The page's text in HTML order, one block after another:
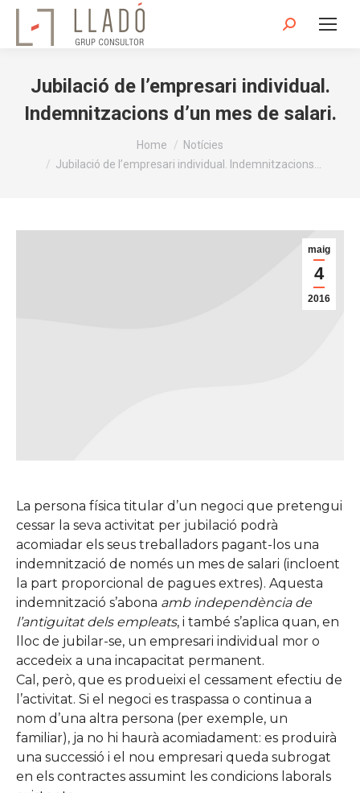
Search:
Jubilació de l’empresari individual.
Indemnitzacions d’un mes de salari.
Home
Notícies
Jubilació de l’empresari individual. Indemnitzacions…
maig
4
2016
La persona física titular d’un negoci que pretengui
cessar la seva activitat per jubilació podrà
acomiadar els seus treballadors pagant-los una
indemnització de només un mes de salari (incloent
la part proporcional de pagues extres). Aquesta
indemnització s’abona amb independència de
l’antiguitat dels empleats, i també s’aplica quan, en
lloc de jubilar-se, un empresari individual mor o
accedeix a una incapacitat permanent.
Cal, però, que es produeixi el cessament efectiu de
l’activitat. Si el negoci es traspassa o continua a
nom d’una altra persona (per exemple, un
familiar), ja no hi haurà acomiadament: es produirà
una successió i el nou empresari queda subrogat
en els contractes assumint les condicions laborals